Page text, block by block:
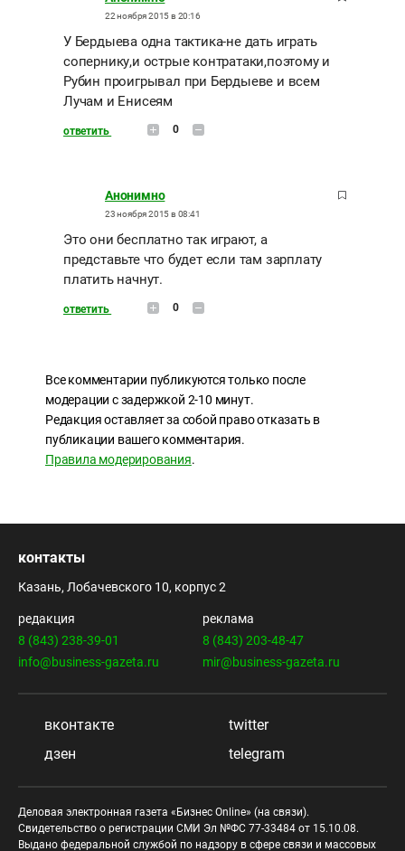
22 ноября 2015 в 20:16
У Бердыева одна тактика-не дать играть
сопернику,и острые контратаки,поэтому и
Рубин проигрывал при Бердыеве и всем
Лучам и Енисеям
ответить 0
Анонимно
23 ноября 2015 в 08:41
Это они бесплатно так играют, а
представьте что будет если там зарплату
платить начнут.
ответить 0
Все комментарии публикуются только после
модерации с задержкой 2-10 минут.
Редакция оставляет за собой право отказать в
публикации вашего комментария.
Правила модерирования.
контакты
Казань, Лобачевского 10, корпус 2
редакция
8 (843) 238-39-01
info@business-gazeta.ru
реклама
8 (843) 203-48-47
mir@business-gazeta.ru
вконтакте
twitter
дзен
telegram
Деловая электронная газета «Бизнес Online» (на связи).
Свидетельство о регистрации СМИ Эл №ФС 77-33484 от 15.10.08.
Выдано федеральной службой по надзору в сфере связи и массовых